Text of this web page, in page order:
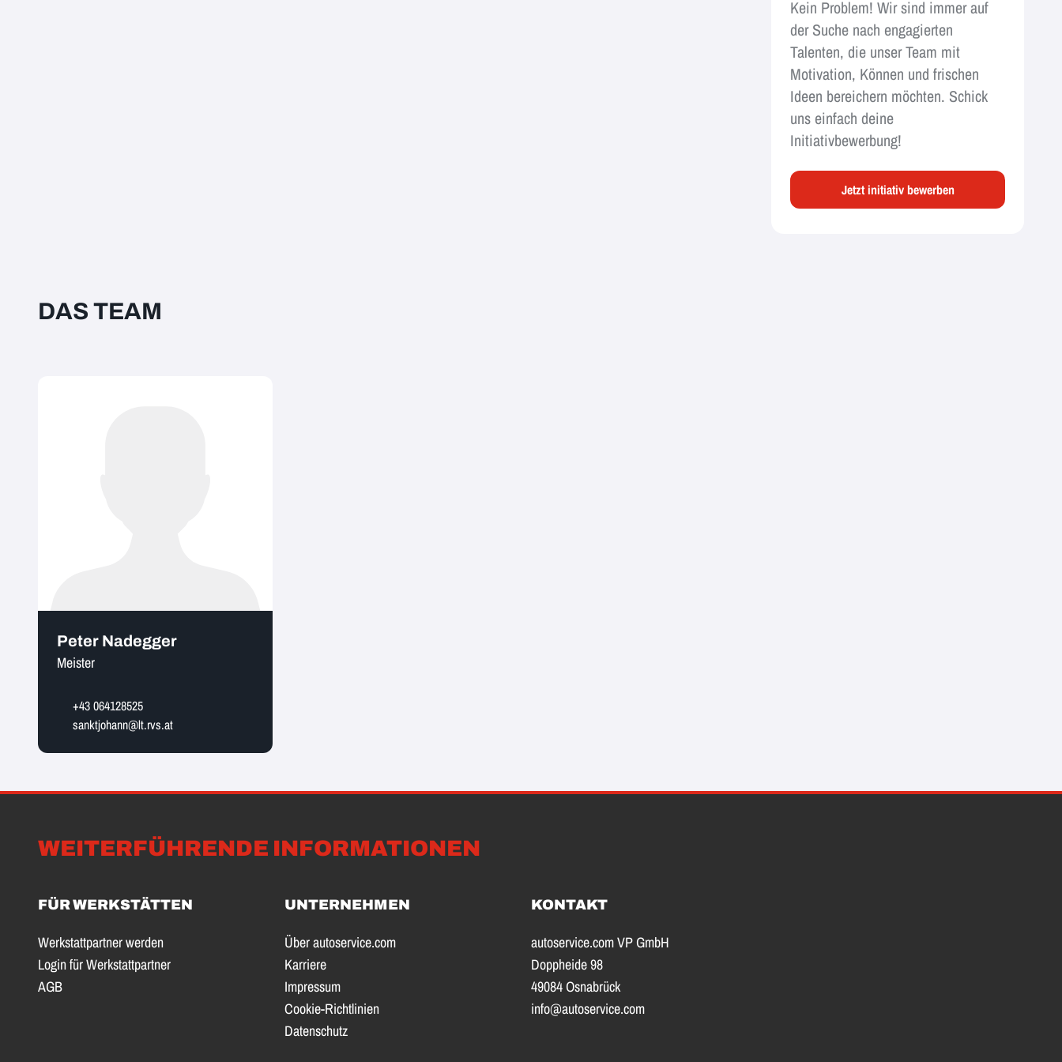
Kein Problem! Wir sind immer auf
der Suche nach engagierten
Talenten, die unser Team mit
Motivation, Können und frischen
Ideen bereichern möchten. Schick
uns einfach deine
Initiativbewerbung!
Jetzt initiativ bewerben
DAS TEAM
Peter Nadegger
Meister
+43 064128525
sanktjohann@lt.rvs.at
WEITERFÜHRENDE INFORMATIONEN
FÜR WERKSTÄTTEN
Werkstattpartner werden
Login für Werkstattpartner
AGB
UNTERNEHMEN
Über autoservice.com
Karriere
Impressum
Cookie-Richtlinien
Datenschutz
KONTAKT
autoservice.com VP GmbH
Doppheide 98
49084 Osnabrück
info@autoservice.com